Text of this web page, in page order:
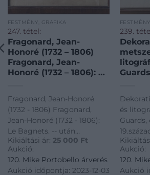
FESTMÉNY, GRAFIKA
247. tétel:
Fragonard, Jean-
Honoré (1732 – 1806)
Fragonard, Jean-
Honoré (1732 – 1806): Le
Launay (1739-1792).
Rézmetszet. 1777.
Fragonard, Jean-Honoré
(1732 - 1806) Fragonard,
Jean-Honoré (1732 - 1806):
Le Bagnets. -- után
metszette Nicolas De
Launay (1739-1792).
Rézmetszet. 1777.
Kikiáltási ár: 25 000 Ft
Aukció:
120. Mike Portobello árverés
Aukció időpontja: 2023-12-03
239.
angol
és
Horse
Aukció:
120.
Aukció